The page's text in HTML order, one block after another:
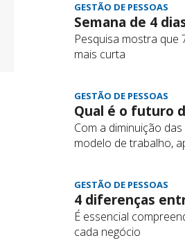
GESTÃO DE PESSOAS
Semana de 4
Pesquisa mostra que
mais curta
GESTÃO DE PESSOAS
Qual é o futuro
Com a diminuição
modelo de trabalho,
GESTÃO DE PESSOAS
4 diferenças
É essencial
cada negócio